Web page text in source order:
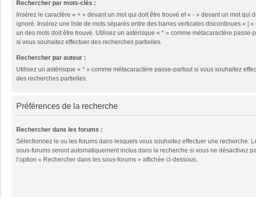
Rechercher par mots-clés :
Insérez le caractère « + » devant un mot qui doit être trouvé et « - » devant un mot qui
ignoré. Insérez une liste de mots séparés entre des barres verticales discontinues « | »
un des mots doit être trouvé. Utilisez un astérisque « * » comme métacaractère passe-
si vous souhaitez effectuer des recherches partielles.
Rechercher par auteur :
Utilisez un astérisque « * » comme métacaractère passe-partout si vous souhaitez
des recherches partielles.
Préférences de la recherche
Rechercher dans les forums :
Sélectionnez le ou les forums dans lesquels vous souhaitez effectuer une recherche.
sous-forums seront automatiquement inclus dans la recherche si vous ne désactivez
l’option « Rechercher dans les sous-forums » affichée ci-dessous.